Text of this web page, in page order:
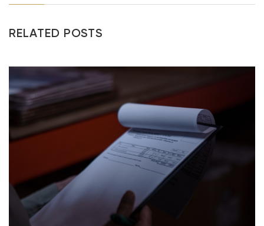
RELATED POSTS